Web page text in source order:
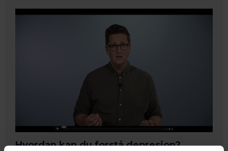
Hvordan kan du forstå depresjon?